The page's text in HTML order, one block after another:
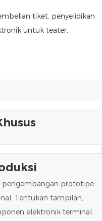
tiket, penyelidikan
untuk teater,
pengembangan prototipe
Tentukan tampilan,
elektronik terminal.